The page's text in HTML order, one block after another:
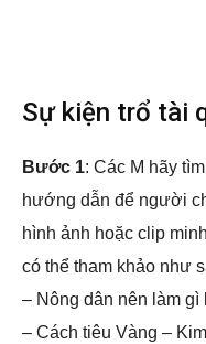
Sự kiện trổ tài
Bước 1: Các M hãy
hướng dẫn để người
hình ảnh hoặc clip
có thể tham khảo như
– Nông dân nên làm
– Cách tiêu Vàng –